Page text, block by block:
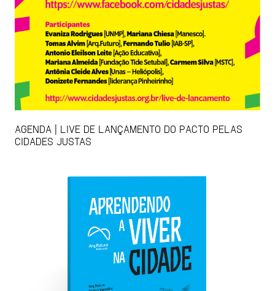
AGENDA | LIVE DE LANÇAMENTO DO PACTO PELAS
CIDADES JUSTAS